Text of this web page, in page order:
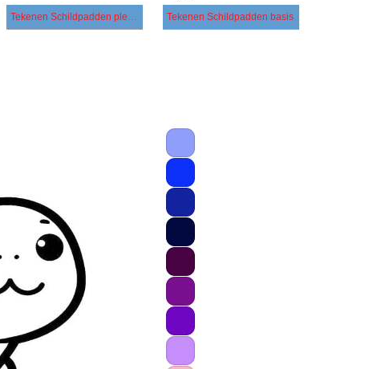
Tekenen Schildpadden plezier Tekenen Schildpadden basis